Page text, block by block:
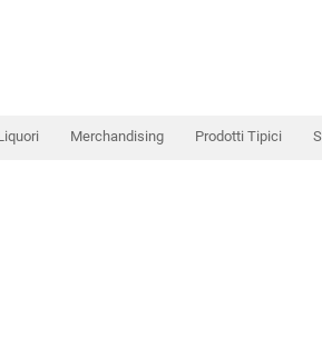
Merchandising Prodotti Tipici